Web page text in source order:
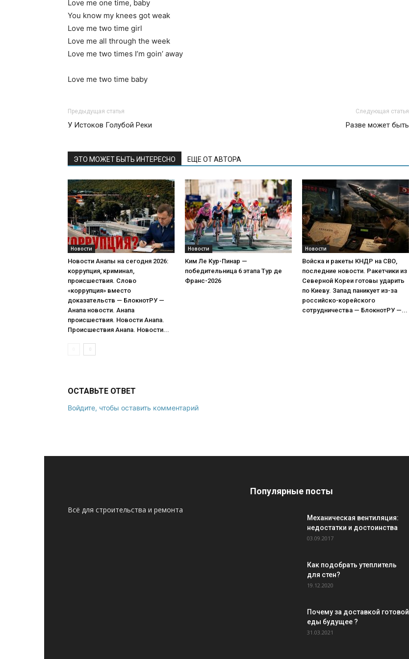
Love me one time, baby
You know my knees got weak
Love me two time girl
Love me all through the week
Love me two times I’m goin’ away
Love me two time baby
Предыдущая статья
У Истоков Голубой Реки
Следующая статья
Разве может быть
ЭТО МОЖЕТ БЫТЬ ИНТЕРЕСНО ЕЩЕ ОТ АВТОРА
Новости
Новости Анапы на сегодня 2026:
коррупция, криминал,
происшествия. Слово
«коррупция» вместо
доказательств — БлокнотРУ —
Анапа новости. Анапа
происшествия. Новости Анапа.
Происшествия Анапа. Новости...
Новости
Ким Ле Кур-Пинар —
победительница 6 этапа Тур де
Франс-2026
Новости
Войска и ракеты КНДР на СВО,
последние новости. Ракетчики из
Северной Кореи готовы ударить
по Киеву. Запад паникует из-за
российско-корейского
сотрудничества — БлокнотРУ —...
ОСТАВЬТЕ ОТВЕТ
Войдите, чтобы оставить комментарий
Всё для строительства и ремонта
Популярные посты
Механическая вентиляция:
недостатки и достоинства
03.09.2017
Как подобрать утеплитель
для стен?
19.12.2020
Почему за доставкой готовой
еды будущее ?
31.03.2021